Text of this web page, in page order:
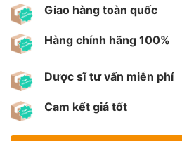
Giao hàng toàn quốc
Hàng chính hãng 100%
Dược sĩ tư vấn miễn phí
Cam kết giá tốt